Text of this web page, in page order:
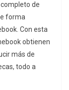
de
forma
Con esta
obtienen
más de
todo a